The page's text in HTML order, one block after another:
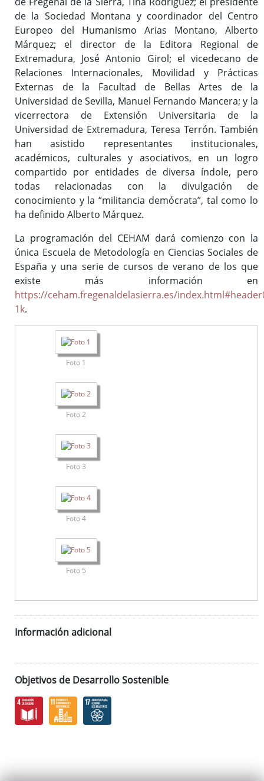
de la Sociedad Montana y coordinador del Centro
Europeo del Humanismo Arias Montano, Alberto
Márquez; el director de la Editora Regional de
Extremadura, José Antonio Girol; el vicedecano de
Relaciones Internacionales, Movilidad y Prácticas
Externas de la Facultad de Bellas Artes de la
Universidad de Sevilla, Manuel Fernando Mancera; y la
vicerrectora de Extensión Universitaria de la
Universidad de Extremadura, Teresa Terrón. También
han asistido representantes institucionales,
académicos, culturales y asociativos, en un logro
compartido por entidades de diversa índole, pero
todas relacionadas con la divulgación de
conocimiento y la “militancia demócrata”, tal como lo
ha definido Alberto Márquez.
La programación del CEHAM dará comienzo con la
única Escuela de Metodología en Ciencias Sociales de
España y una serie de cursos de verano de los que
existe más información en
https://ceham.fregenaldelasierra.es/
1k.
Foto 1
Foto 2
Foto 3
Foto 4
Foto 5
Información adicional
Objetivos de Desarrollo Sostenible